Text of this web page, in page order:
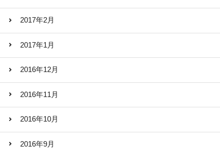
2017年2月
2017年1月
2016年12月
2016年11月
2016年10月
2016年9月